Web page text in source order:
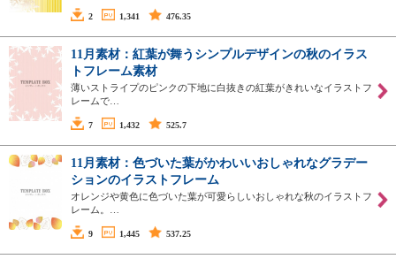
2 1,341 476.35
11月素材：紅葉が舞うシンプルデザインの秋のイラス
トフレーム素材
薄いストライプのピンクの下地に白抜きの紅葉がきれいなイラストフ
レームで…
7 1,432 525.7
11月素材：色づいた葉がかわいいおしゃれなグラデー
ションのイラストフレーム
オレンジや黄色に色づいた葉が可愛らしいおしゃれな秋のイラストフ
レーム。…
9 1,445 537.25